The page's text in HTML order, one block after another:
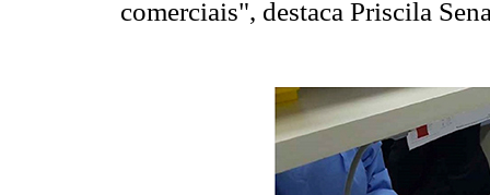
comerciais", destaca Priscila